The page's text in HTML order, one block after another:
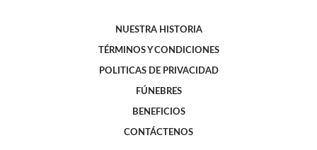
NUESTRA HISTORIA
TÉRMINOS Y CONDICIONES
POLITICAS DE PRIVACIDAD
FÚNEBRES
BENEFICIOS
CONTÁCTENOS